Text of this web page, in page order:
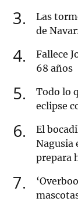
3
Las
de
4
Fallece
68 años
5
Todo lo
eclipse
6
El
Nagusia
prepara
7